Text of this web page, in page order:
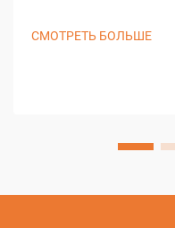
возможности при
СМОТРЕТЬ БОЛЬШЕ